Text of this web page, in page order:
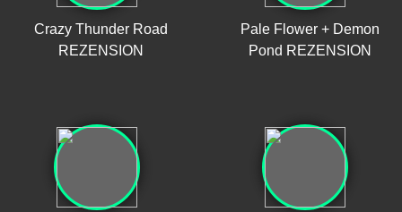
Crazy Thunder Road
REZENSION
Pale Flower + Demon
Pond REZENSION